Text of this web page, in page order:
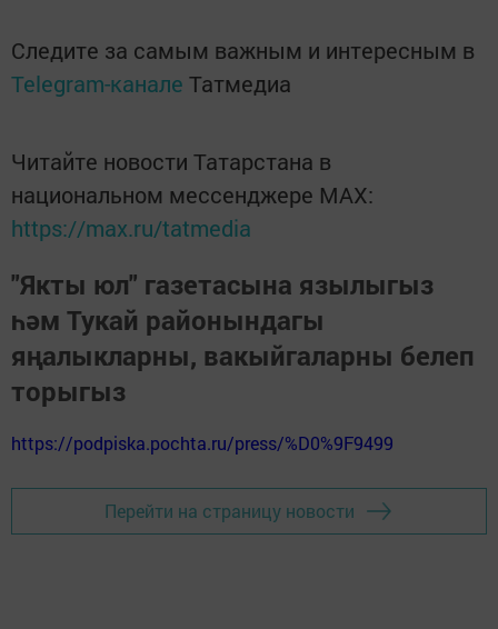
Следите за самым важным и интересным в
Telegram-канале Татмедиа
Читайте новости Татарстана в
национальном мессенджере MАХ:
https://max.ru/tatmedia
"Якты юл" газетасына язылыгыз
һәм Тукай районындагы
яңалыкларны, вакыйгаларны белеп
торыгыз
https://podpiska.pochta.ru/press/%D0%9F9499
Перейти на страницу новости